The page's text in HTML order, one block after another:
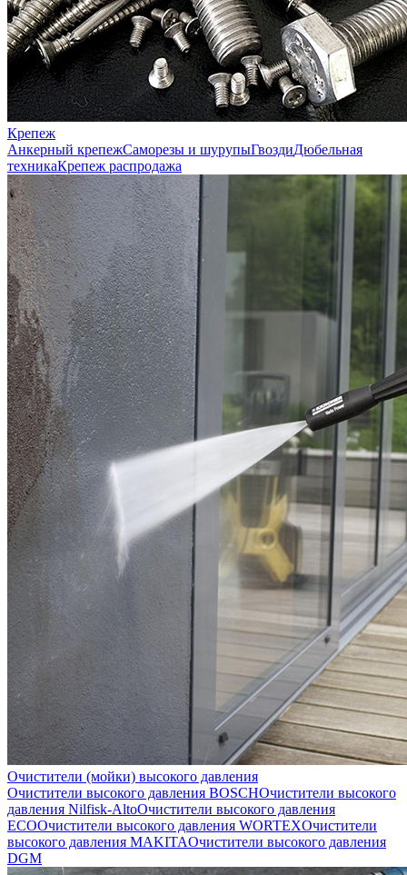
Крепеж
Анкерный крепежСаморезы и шурупыГвоздиДюбельная
техникаКрепеж распродажа
Очистители (мойки) высокого давления
Очистители высокого давления BOSCHОчистители высокого
давления Nilfisk-AltoОчистители высокого давления
ECOОчистители высокого давления WORTEXОчистители
высокого давления MAKITAОчистители высокого давления
DGM